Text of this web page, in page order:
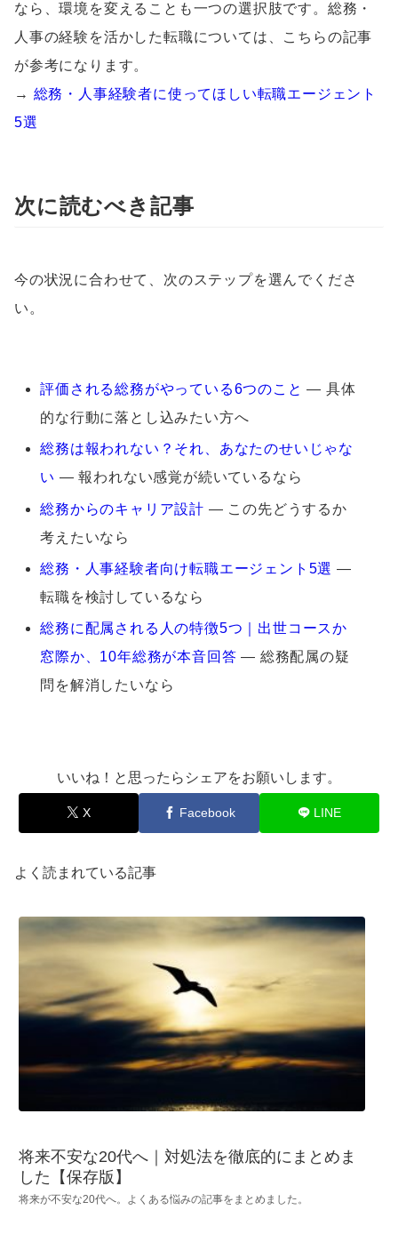
なら、環境を変えることも一つの選択肢です。総務・
人事の経験を活かした転職については、こちらの記事
が参考になります。
→ 総務・人事経験者に使ってほしい転職エージェント
5選
次に読むべき記事
今の状況に合わせて、次のステップを選んでくださ
い。
評価される総務がやっている6つのこと ― 具体
的な行動に落とし込みたい方へ
総務は報われない？それ、あなたのせいじゃな
い ― 報われない感覚が続いているなら
総務からのキャリア設計 ― この先どうするか
考えたいなら
総務・人事経験者向け転職エージェント5選 ―
転職を検討しているなら
総務に配属される人の特徴5つ｜出世コースか
窓際か、10年総務が本音回答 ― 総務配属の疑
問を解消したいなら
いいね！と思ったらシェアをお願いします。
X Facebook LINE
よく読まれている記事
将来不安な20代へ｜対処法を徹底的にまとめま
した【保存版】
将来が不安な20代へ。よくある悩みの記事をまとめました。